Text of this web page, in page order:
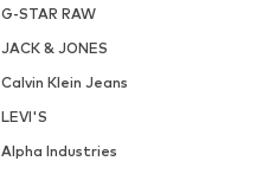
G-STAR RAW
JACK & JONES
Calvin Klein Jeans
LEVI'S
Alpha Industries